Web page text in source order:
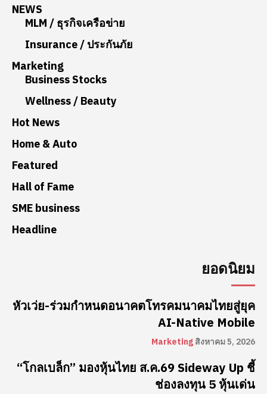
NEWS
MLM / ธุรกิจเครือข่าย
Insurance / ประกันภัย
Marketing
Business Stocks
Wellness / Beauty
Hot News
Home & Auto
Featured
Hall of Fame
SME business
Headline
ยอดนิยม
หัวเว่ย-ร่วมกำหนดอนาคตโทรคมนาคมไทยสู่ยุค
AI-Native Mobile
Marketingสิงหาคม 5, 2026
“โกลเบล็ก” มองหุ้นไทย ส.ค.69 Sideway Up ชี้
ช่องลงทุน 5 หุ้นเด่น